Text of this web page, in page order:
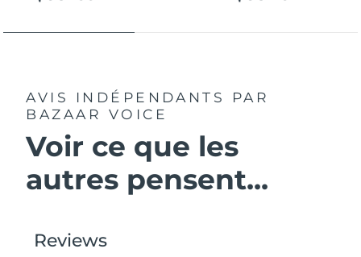
AVIS INDÉPENDANTS
PAR
BAZAAR VOICE
Voir ce que les
autres pensent...